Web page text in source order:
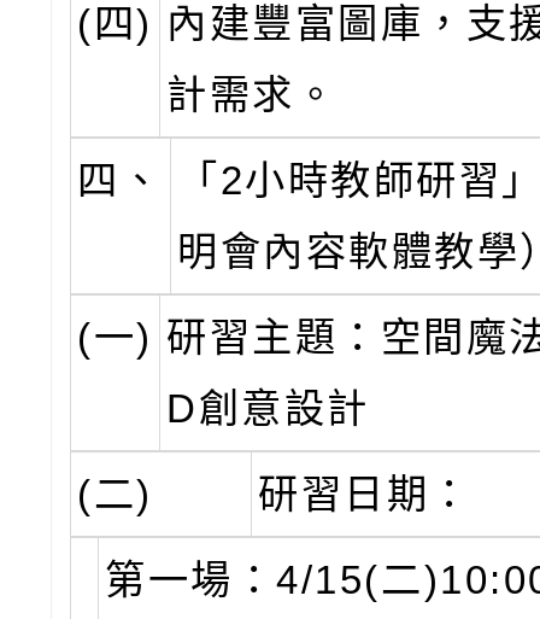
(四) 內建豐富圖庫，支
計需求。
四、
「2小時教師研習
明會內容軟體教學
(一) 研習主題：空間魔
D創意設計
(二)
研習日期：
第一場：4/15(二